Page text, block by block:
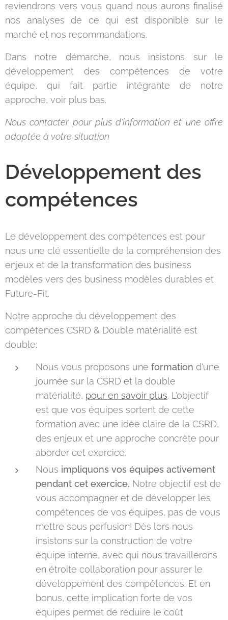
reviendrons vers vous quand nous aurons finalisé
nos analyses de ce qui est disponible sur le
marché et nos recommandations.
Dans notre démarche, nous insistons sur le
développement des compétences de votre
équipe, qui fait partie intégrante de notre
approche, voir plus bas.
Nous contacter pour plus d'information et une offre
adaptée à votre situation
Développement des
compétences
Le développement des compétences est pour
nous une clé essentielle de la compréhension des
enjeux et de la transformation des business
modèles vers des business modèles durables et
Future-Fit.
Notre approche du développement des
compétences CSRD & Double matérialité est
double:
Nous vous proposons une formation d'une
journée sur la CSRD et la double
matérialité, pour en savoir plus. L'objectif
est que vos équipes sortent de cette
formation avec une idée claire de la CSRD,
des enjeux et une approche concrète pour
aborder cet exercice.
Nous impliquons vos équipes activement
pendant cet exercice. Notre objectif est de
vous accompagner et de développer les
compétences de vos équipes, pas de vous
mettre sous perfusion! Dès lors nous
insistons sur la construction de votre
équipe interne, avec qui nous travaillerons
en étroite collaboration pour assurer le
développement des compétences. Et en
bonus, cette implication forte de vos
équipes permet de réduire le coût